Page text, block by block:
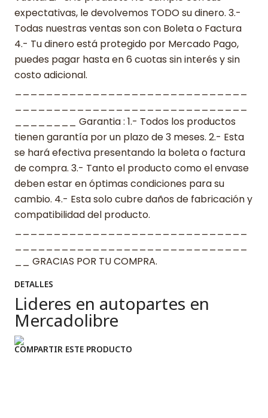
expectativas, le devolvemos TODO su dinero. 3.-
Todas nuestras ventas son con Boleta o Factura
4.- Tu dinero está protegido por Mercado Pago,
puedes pagar hasta en 6 cuotas sin interés y sin
costo adicional.
________ Garantia : 1.- Todos los productos
tienen garantía por un plazo de 3 meses. 2.- Esta
se hará efectiva presentando la boleta o factura
de compra. 3.- Tanto el producto como el envase
deben estar en óptimas condiciones para su
cambio. 4.- Esta solo cubre daños de fabricación y
compatibilidad del producto.
__ GRACIAS POR TU COMPRA.
DETALLES
Lideres en autopartes en
Mercadolibre
COMPARTIR ESTE PRODUCTO